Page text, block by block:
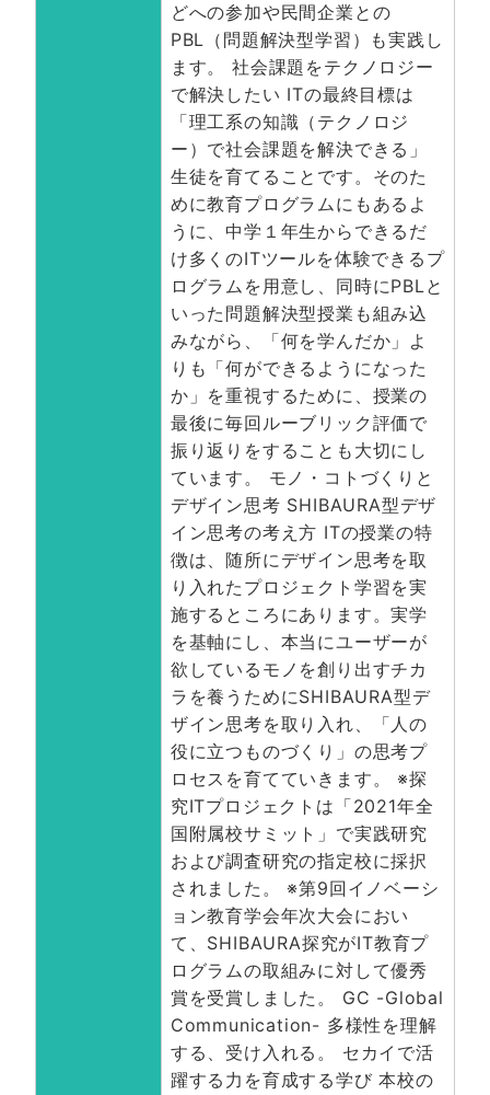
どへの参加や民間企業との
PBL（問題解決型学習）も実践し
ます。 社会課題をテクノロジー
で解決したい ITの最終目標は
「理工系の知識（テクノロジ
ー）で社会課題を解決できる」
生徒を育てることです。そのた
めに教育プログラムにもあるよ
うに、中学１年生からできるだ
け多くのITツールを体験できるプ
ログラムを用意し、同時にPBLと
いった問題解決型授業も組み込
みながら、「何を学んだか」よ
りも「何ができるようになった
か」を重視するために、授業の
最後に毎回ルーブリック評価で
振り返りをすることも大切にし
ています。 モノ・コトづくりと
デザイン思考 SHIBAURA型デザ
イン思考の考え方 ITの授業の特
徴は、随所にデザイン思考を取
り入れたプロジェクト学習を実
施するところにあります。実学
を基軸にし、本当にユーザーが
欲しているモノを創り出すチカ
ラを養うためにSHIBAURA型デ
ザイン思考を取り入れ、「人の
役に立つものづくり」の思考プ
ロセスを育てていきます。 ※探
究ITプロジェクトは「2021年全
国附属校サミット」で実践研究
および調査研究の指定校に採択
されました。 ※第9回イノベーシ
ョン教育学会年次大会におい
て、SHIBAURA探究がIT教育プ
ログラムの取組みに対して優秀
賞を受賞しました。 GC -Global
Communication- 多様性を理解
する、受け入れる。 セカイで活
躍する力を育成する学び 本校の